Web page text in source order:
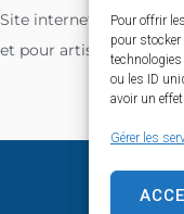
Pour offrir
pour
ou les ID
avoir un
Gérer les
Site internet Vivy
pour artisan